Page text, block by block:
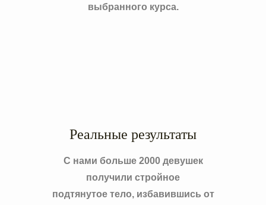
выбранного курса.
Реальные результаты
С нами больше 2000 девушек
получили стройное
подтянутое тело, избавившись от